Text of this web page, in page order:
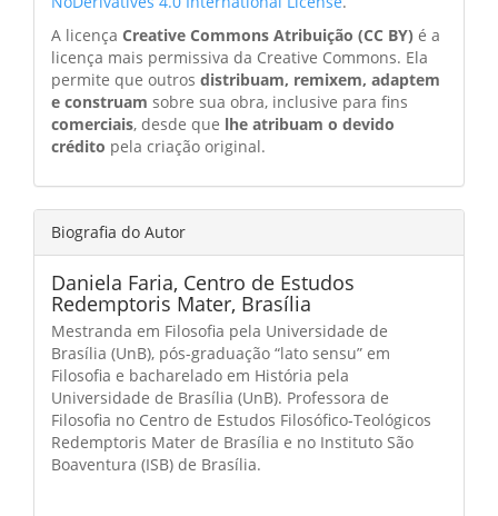
A licença Creative Commons Atribuição (CC BY) é a
licença mais permissiva da Creative Commons. Ela
permite que outros distribuam, remixem, adaptem
e construam sobre sua obra, inclusive para fins
comerciais, desde que lhe atribuam o devido
crédito pela criação original.
Biografia do Autor
Daniela Faria, Centro de Estudos
Redemptoris Mater, Brasília
Mestranda em Filosofia pela Universidade de
Brasília (UnB), pós-graduação “lato sensu” em
Filosofia e bacharelado em História pela
Universidade de Brasília (UnB). Professora de
Filosofia no Centro de Estudos Filosófico-Teológicos
Redemptoris Mater de Brasília e no Instituto São
Boaventura (ISB) de Brasília.